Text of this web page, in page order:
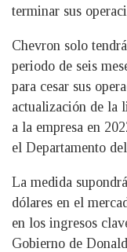
terminar sus
Chevron solo
periodo de seis
para cesar sus
actualización de la
a la empresa en
el Departamento
La medida
dólares en el
en los ingresos
Gobierno de